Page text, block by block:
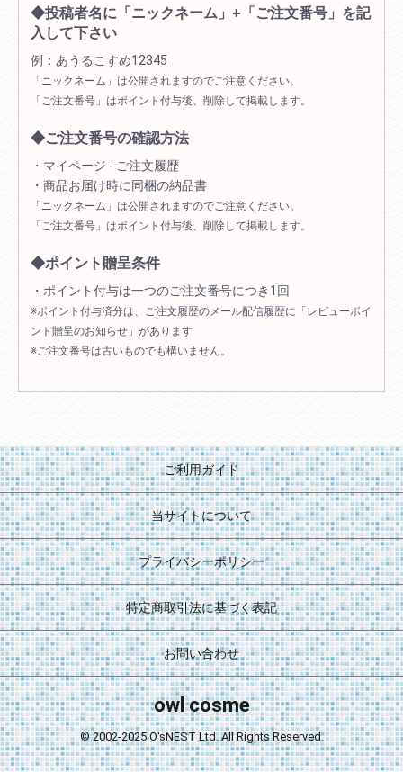
◆投稿者名に「ニックネーム」+「ご注文番号」を記
入して下さい
例：あうるこすめ12345
「ニックネーム」は公開されますのでご注意ください。
「ご注文番号」はポイント付与後、削除して掲載します。
◆ご注文番号の確認方法
・マイページ - ご注文履歴
・商品お届け時に同梱の納品書
「ニックネーム」は公開されますのでご注意ください。
「ご注文番号」はポイント付与後、削除して掲載します。
◆ポイント贈呈条件
・ポイント付与は一つのご注文番号につき1回
※ポイント付与済分は、ご注文履歴のメール配信履歴に「レビューポイ
ント贈呈のお知らせ」があります
※ご注文番号は古いものでも構いません。
ご利用ガイド
当サイトについて
プライバシーポリシー
特定商取引法に基づく表記
お問い合わせ
owl cosme
© 2002-2025 O'sNEST Ltd. All Rights Reserved.